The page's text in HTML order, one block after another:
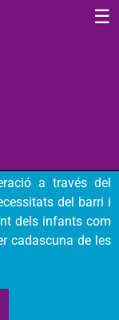
☰
dels infants
part del món
la seva vida
a educadors/es
la participació
que afavoreixin
a través del
del barri i
dels infants com
cadascuna de les